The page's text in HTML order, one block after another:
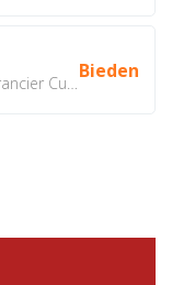
Bieden